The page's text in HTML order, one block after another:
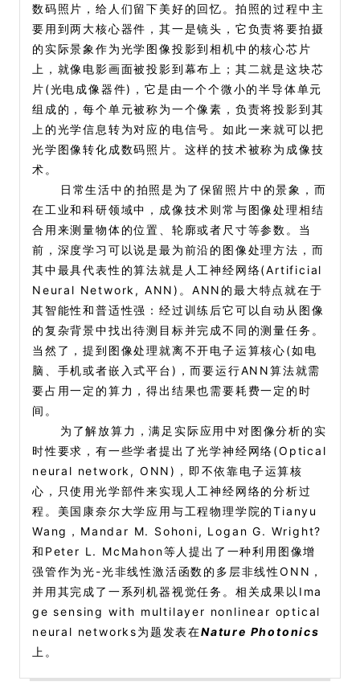
数码照片，给人们留下美好的回忆。拍照的过程中主
要用到两大核心器件，其一是镜头，它负责将要拍摄
的实际景象作为光学图像投影到相机中的核心芯片
上，就像电影画面被投影到幕布上；其二就是这块芯
片(光电成像器件)，它是由一个个微小的半导体单元
组成的，每个单元被称为一个像素，负责将投影到其
上的光学信息转为对应的电信号。如此一来就可以把
光学图像转化成数码照片。这样的技术被称为成像技
术。
日常生活中的拍照是为了保留照片中的景象，而
在工业和科研领域中，成像技术则常与图像处理相结
合用来测量物体的位置、轮廓或者尺寸等参数。当
前，深度学习可以说是最为前沿的图像处理方法，而
其中最具代表性的算法就是人工神经网络(Artificial
Neural Network, ANN)。ANN的最大特点就在于
其智能性和普适性强：经过训练后它可以自动从图像
的复杂背景中找出待测目标并完成不同的测量任务。
当然了，提到图像处理就离不开电子运算核心(如电
脑、手机或者嵌入式平台)，而要运行ANN算法就需
要占用一定的算力，得出结果也需要耗费一定的时
间。
为了解放算力，满足实际应用中对图像分析的实
时性要求，有一些学者提出了光学神经网络(Optical
neural network, ONN)，即不依靠电子运算核
心，只使用光学部件来实现人工神经网络的分析过
程。美国康奈尔大学应用与工程物理学院的Tianyu
Wang，Mandar M. Sohoni, Logan G. Wright?
和Peter L. McMahon等人提出了一种利用图像增
强管作为光-光非线性激活函数的多层非线性ONN，
并用其完成了一系列机器视觉任务。相关成果以Ima
ge sensing with multilayer nonlinear optical
neural networks为题发表在Nature Photonics
上。